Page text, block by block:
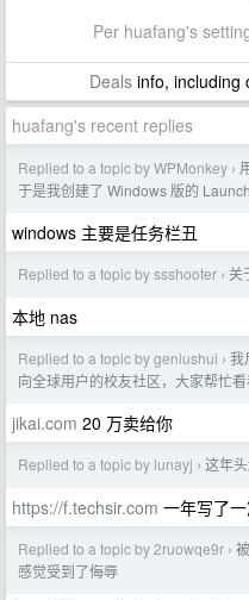
Per huafang's
Dealsinfo, including
huafang's recent replies
Replied to a topic by WPMonkey ›
于是我创建了 Windows 版的
windows 主要是任务栏丑
Replied to a topic by ssshooter › 关
本地 nas
Replied to a topic by geniushui › 我
向全球用户的校友社区，大家帮忙看
jikai.com 20 万卖给你
Replied to a topic by lunayj › 这年
https://f.techsir.com 一年写了
Replied to a topic by 2ruowqe9r ›
感觉受到了侮辱